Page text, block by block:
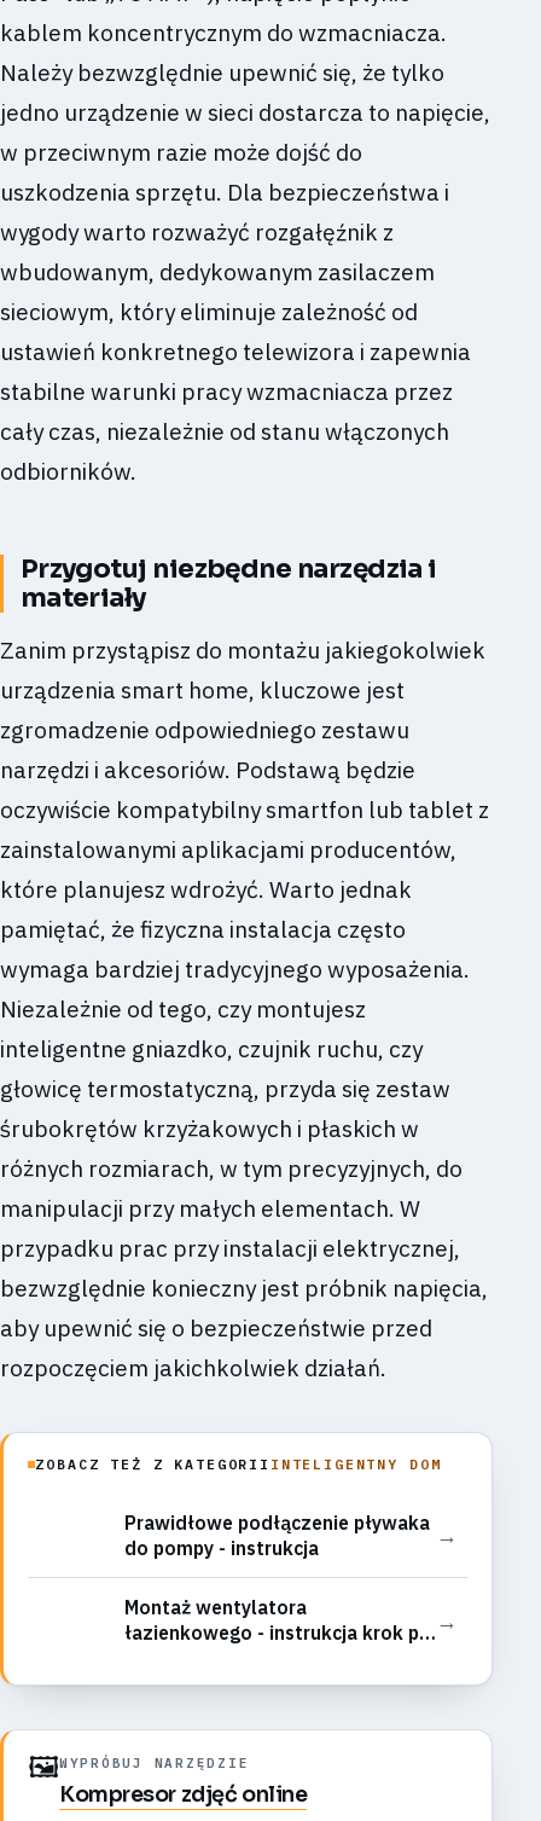
kablem koncentrycznym do wzmacniacza.
Należy bezwzględnie upewnić się, że tylko
jedno urządzenie w sieci dostarcza to napięcie,
w przeciwnym razie może dojść do
uszkodzenia sprzętu. Dla bezpieczeństwa i
wygody warto rozważyć rozgałęźnik z
wbudowanym, dedykowanym zasilaczem
sieciowym, który eliminuje zależność od
ustawień konkretnego telewizora i zapewnia
stabilne warunki pracy wzmacniacza przez
cały czas, niezależnie od stanu włączonych
odbiorników.
Przygotuj niezbędne narzędzia i
materiały
Zanim przystąpisz do montażu jakiegokolwiek
urządzenia smart home, kluczowe jest
zgromadzenie odpowiedniego zestawu
narzędzi i akcesoriów. Podstawą będzie
oczywiście kompatybilny smartfon lub tablet z
zainstalowanymi aplikacjami producentów,
które planujesz wdrożyć. Warto jednak
pamiętać, że fizyczna instalacja często
wymaga bardziej tradycyjnego wyposażenia.
Niezależnie od tego, czy montujesz
inteligentne gniazdko, czujnik ruchu, czy
głowicę termostatyczną, przyda się zestaw
śrubokrętów krzyżakowych i płaskich w
różnych rozmiarach, w tym precyzyjnych, do
manipulacji przy małych elementach. W
przypadku prac przy instalacji elektrycznej,
bezwzględnie konieczny jest próbnik napięcia,
aby upewnić się o bezpieczeństwie przed
rozpoczęciem jakichkolwiek działań.
ZOBACZ TEŻ Z KATEGORII INTELIGENTNY DOM
Prawidłowe podłączenie pływaka
do pompy - instrukcja
→
Montaż wentylatora
łazienkowego - instrukcja krok po →
🖼️WYPRÓBUJ NARZĘDZIE
Kompresor zdjęć online